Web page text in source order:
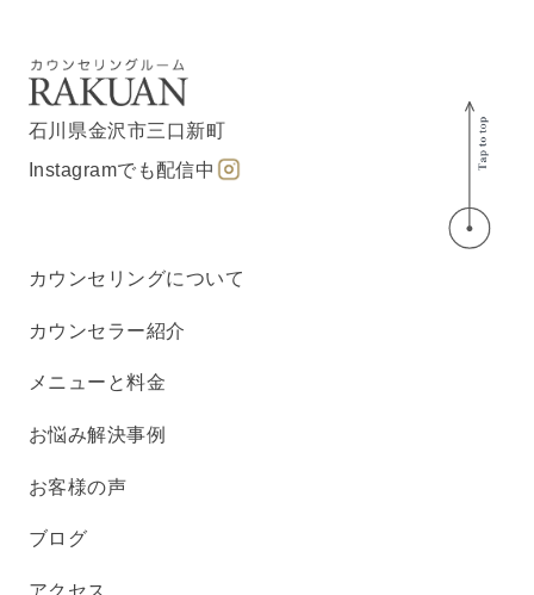
石川県金沢市三口新町
Instagramでも配信中
カウンセリングについて
カウンセラー紹介
メニューと料金
お悩み解決事例
お客様の声
ブログ
アクセス